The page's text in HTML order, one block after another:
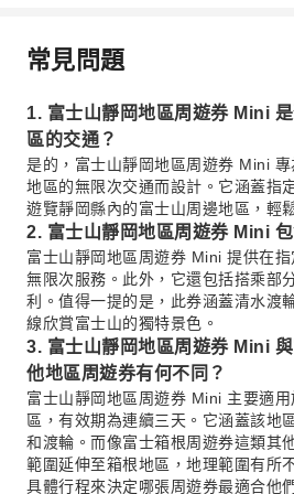
常見問題
1. 富士山靜岡地區周遊券 Mini
區的交通？
是的，富士山靜岡地區周遊券 Mini
地區的無限次交通而設計。它涵蓋指
遊覽靜岡縣內的富士山周邊地區，輕
2. 富士山靜岡地區周遊券 Mini
富士山靜岡地區周遊券 Mini 提供在
無限次服務。此外，它還包括搭乘部
利。值得一提的是，此券涵蓋清水渡
線欣賞富士山的獨特景色。
3. 富士山靜岡地區周遊券 Mini
他地區周遊券有何不同？
富士山靜岡地區周遊券 Mini 主要適
區，有效期為連續三天。它涵蓋該地
和渡輪。而像富士箱根周遊券這類其
範圍延伸至箱根地區，地理範圍有所
具體行程來決定哪張周遊券最適合他